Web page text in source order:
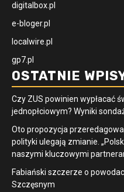
digitalbox.pl
e-bloger.pl
localwire.pl
gp7.pl
OSTATNIE
Czy ZUS powinien wypłacać
jednopłciowym? Wyniki
Oto propozycja
polityki ulegają zmianie.
naszymi kluczowymi
Fabiański szczerze o
Szczęsnym